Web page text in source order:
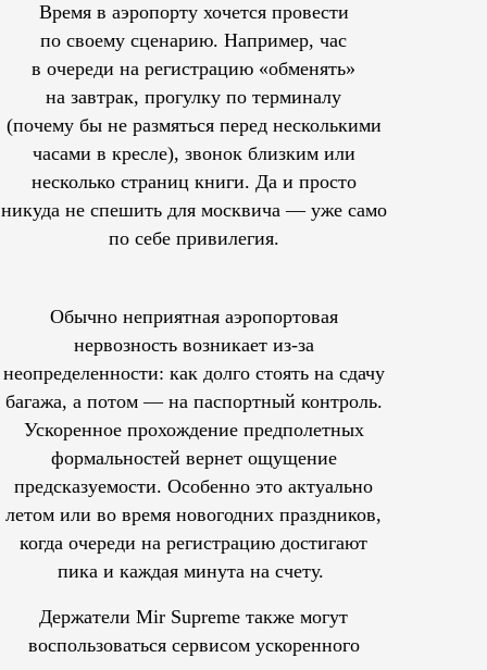
Время в аэропорту хочется провести
по своему сценарию. Например, час
в очереди на регистрацию «обменять»
на завтрак, прогулку по терминалу
(почему бы не размяться перед несколькими
часами в кресле), звонок близким или
несколько страниц книги. Да и просто
никуда не спешить для москвича — уже само
по себе привилегия.
Обычно неприятная аэропортовая
нервозность возникает из-за
неопределенности: как долго стоять на сдачу
багажа, а потом — на паспортный контроль.
Ускоренное прохождение предполетных
формальностей вернет ощущение
предсказуемости. Особенно это актуально
летом или во время новогодних праздников,
когда очереди на регистрацию достигают
пика и каждая минута на счету.
Держатели Mir Supreme также могут
воспользоваться сервисом ускоренного